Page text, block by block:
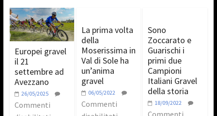
Europei gravel
il 21
settembre ad
Avezzano
26/05/2025
Commenti
La prima volta
della
Moserissima in
Val di Sole ha
un’anima
gravel
06/05/2022
Commenti
Sono
Zoccarato e
Guarischi i
primi due
Campioni
Italiani Gravel
della storia
18/09/2022
Commenti